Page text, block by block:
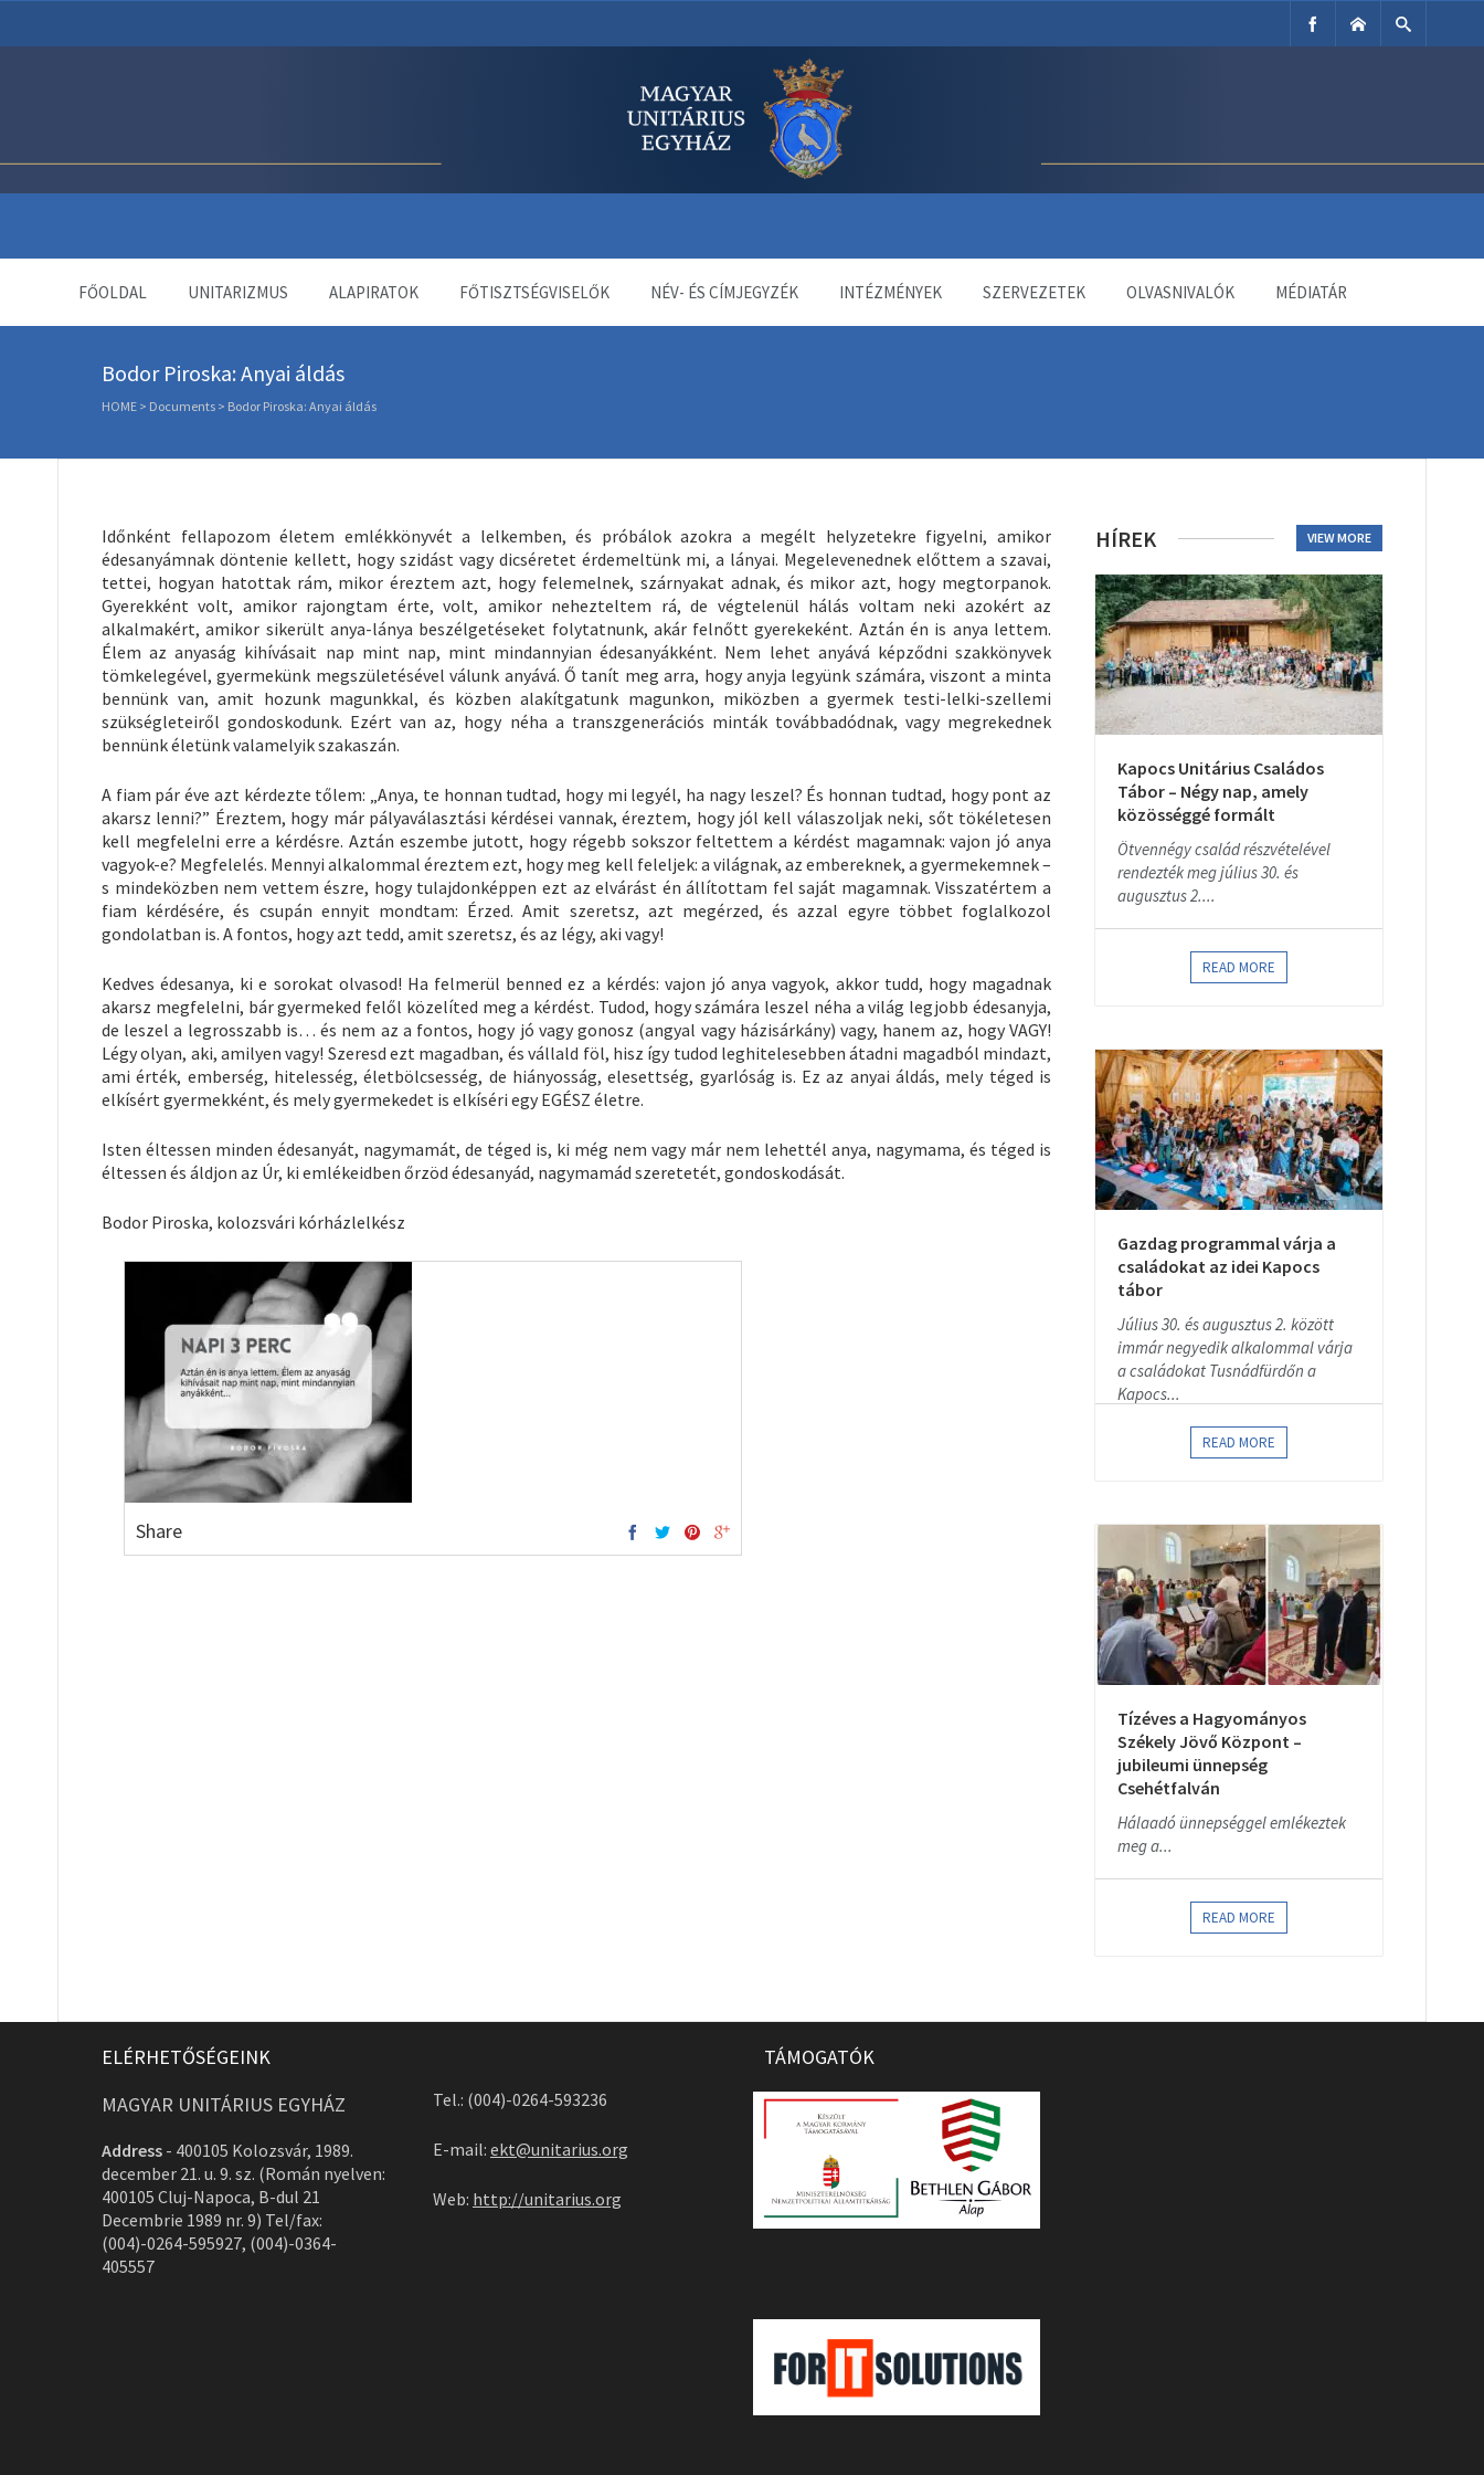
FŐOLDAL UNITARIZMUS ALAPIRATOK FŐTISZTSÉGVISELŐK NÉV- ÉS CÍMJEGYZÉK INTÉZMÉNYEK SZERVEZETEK OLVASNIVALÓK MÉDIATÁR
Bodor Piroska: Anyai áldás
HOME > Documents > Bodor Piroska: Anyai áldás
Időnként fellapozom életem emlékkönyvét a lelkemben, és próbálok azokra a megélt helyzetekre figyelni, amikor
édesanyámnak döntenie kellett, hogy szidást vagy dicséretet érdemeltünk mi, a lányai. Megelevenednek előttem a szavai,
tettei, hogyan hatottak rám, mikor éreztem azt, hogy felemelnek, szárnyakat adnak, és mikor azt, hogy megtorpanok.
Gyerekként volt, amikor rajongtam érte, volt, amikor nehezteltem rá, de végtelenül hálás voltam neki azokért az
alkalmakért, amikor sikerült anya-lánya beszélgetéseket folytatnunk, akár felnőtt gyerekeként. Aztán én is anya lettem.
Élem az anyaság kihívásait nap mint nap, mint mindannyian édesanyákként. Nem lehet anyává képződni szakkönyvek
tömkelegével, gyermekünk megszületésével válunk anyává. Ő tanít meg arra, hogy anyja legyünk számára, viszont a minta
bennünk van, amit hozunk magunkkal, és közben alakítgatunk magunkon, miközben a gyermek testi-lelki-szellemi
szükségleteiről gondoskodunk. Ezért van az, hogy néha a transzgenerációs minták továbbadódnak, vagy megrekednek
bennünk életünk valamelyik szakaszán.
A fiam pár éve azt kérdezte tőlem: „Anya, te honnan tudtad, hogy mi legyél, ha nagy leszel? És honnan tudtad, hogy pont az
akarsz lenni?” Éreztem, hogy már pályaválasztási kérdései vannak, éreztem, hogy jól kell válaszoljak neki, sőt tökéletesen
kell megfelelni erre a kérdésre. Aztán eszembe jutott, hogy régebb sokszor feltettem a kérdést magamnak: vajon jó anya
vagyok-e? Megfelelés. Mennyi alkalommal éreztem ezt, hogy meg kell feleljek: a világnak, az embereknek, a gyermekemnek –
s mindeközben nem vettem észre, hogy tulajdonképpen ezt az elvárást én állítottam fel saját magamnak. Visszatértem a
fiam kérdésére, és csupán ennyit mondtam: Érzed. Amit szeretsz, azt megérzed, és azzal egyre többet foglalkozol
gondolatban is. A fontos, hogy azt tedd, amit szeretsz, és az légy, aki vagy!
Kedves édesanya, ki e sorokat olvasod! Ha felmerül benned ez a kérdés: vajon jó anya vagyok, akkor tudd, hogy magadnak
akarsz megfelelni, bár gyermeked felől közelíted meg a kérdést. Tudod, hogy számára leszel néha a világ legjobb édesanyja,
de leszel a legrosszabb is… és nem az a fontos, hogy jó vagy gonosz (angyal vagy házisárkány) vagy, hanem az, hogy VAGY!
Légy olyan, aki, amilyen vagy! Szeresd ezt magadban, és vállald föl, hisz így tudod leghitelesebben átadni magadból mindazt,
ami érték, emberség, hitelesség, életbölcsesség, de hiányosság, elesettség, gyarlóság is. Ez az anyai áldás, mely téged is
elkísért gyermekként, és mely gyermekedet is elkíséri egy EGÉSZ életre.
Isten éltessen minden édesanyát, nagymamát, de téged is, ki még nem vagy már nem lehettél anya, nagymama, és téged is
éltessen és áldjon az Úr, ki emlékeidben őrzöd édesanyád, nagymamád szeretetét, gondoskodását.
Bodor Piroska, kolozsvári kórházlelkész
Share
HÍREK VIEW MORE
Kapocs Unitárius Családos
Tábor – Négy nap, amely
közösséggé formált
Ötvennégy család részvételével
rendezték meg július 30. és
augusztus 2....
READ MORE
Gazdag programmal várja a
családokat az idei Kapocs
tábor
Július 30. és augusztus 2. között
immár negyedik alkalommal várja
a családokat Tusnádfürdőn a
Kapocs...
READ MORE
Tízéves a Hagyományos
Székely Jövő Központ –
jubileumi ünnepség
Csehétfalván
Hálaadó ünnepséggel emlékeztek
meg a...
READ MORE
ELÉRHETŐSÉGEINK
MAGYAR UNITÁRIUS EGYHÁZ
Address - 400105 Kolozsvár, 1989.
december 21. u. 9. sz. (Román nyelven:
400105 Cluj-Napoca, B-dul 21
Decembrie 1989 nr. 9) Tel/fax:
(004)-0264-595927, (004)-0364-
405557
Tel.: (004)-0264-593236
E-mail: ekt@unitarius.org
Web: http://unitarius.org
TÁMOGATÓK